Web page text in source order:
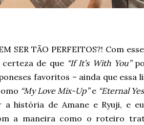
SER TÃO PERFEITOS?! Com
de que “If It’s With You”
favoritos – ainda que essa
“My Love Mix-Up”e “Eternal
a história de Amane e Ryuji, e
a maneira como o roteiro